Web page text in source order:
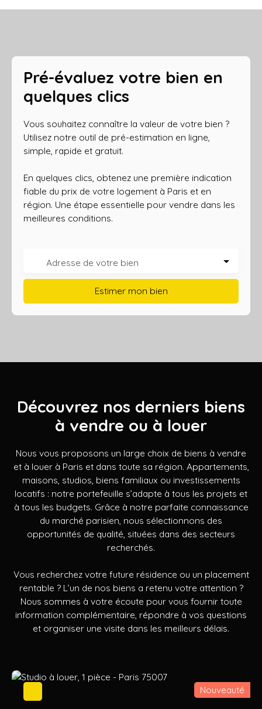
Pré-évaluez votre bien en
quelques clics
Vous souhaitez connaître la valeur de votre bien ?
Utilisez notre outil de pré-estimation en ligne,
simple, rapide et gratuit.
En quelques clics, obtenez une première indication
fiable du prix de votre logement à Paris et en
région. Une étape essentielle pour vendre dans les
meilleures conditions.
Adresse de votre bien
Estimer mon bien
Découvrez nos derniers biens
à vendre ou à louer
Nous vous proposons un large choix de biens à vendre
et à louer à Paris et dans toute sa région. Appartements,
maisons, studios, biens familiaux ou investissements
locatifs : notre portefeuille s’adapte à tous les projets et
à tous les budgets. Grâce à notre parfaite connaissance
du marché parisien, nous sélectionnons des
opportunités de qualité, situées dans des secteurs
recherchés.
Vous recherchez votre future résidence ou un placement
rentable ? L’un de nos biens a retenu votre attention ?
Nous sommes à votre écoute pour vous fournir toute
information complémentaire, répondre à vos questions
et organiser une visite dans les meilleurs délais.
Nouveauté